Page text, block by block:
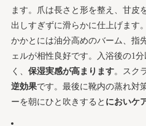
ます。爪は長さと形を整え、甘皮
出しすぎずに滑らかに仕上げます
かかとには油分高めのバーム、指
ェルが相性良好です。入浴後の1
く、 保湿実感が高まります。スク
逆効果です。最後に靴内の蒸れ対
ーを朝にひと吹きすると においケ